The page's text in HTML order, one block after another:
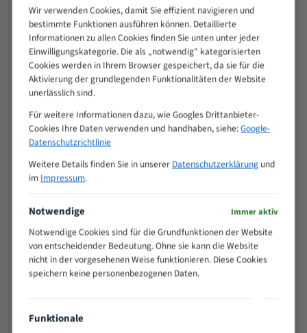
30
4/5
50
80
> 100
VOLLMATERIAL
M (mm)
Zähne pro
Zoll (ZpZ))
>
10/14
15 - 40
8/12
25 - 50
35 - 70
80 - 180
3/4
130 -
350
2/3
200 -
Wir verwenden Cookies, damit Sie effizient navigieren und
bestimmte Funktionen ausführen können. Detaillierte
Informationen zu allen Cookies finden Sie unten unter jeder
Einwilligungskategorie. Die als „notwendig" kategorisierten
Cookies werden in Ihrem Browser gespeichert, da sie für die
Aktivierung der grundlegenden Funktionalitäten der Website
unerlässlich sind.
Für weitere Informationen dazu, wie Googles Drittanbieter-
Cookies Ihre Daten verwenden und handhaben, siehe:Google-
Datenschutzrichtlinie
Weitere Details finden Sie in unserer Datenschutzerklärungund
im Impressum.
Notwendige Immer aktiv
Notwendige Cookies sind für die Grundfunktionen der Website
von entscheidender Bedeutung. Ohne sie kann die Website
nicht in der vorgesehenen Weise funktionieren. Diese Cookies
speichern keine personenbezogenen Daten.
Funktionale